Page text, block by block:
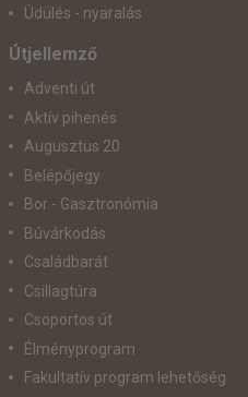
Üdülés - nyaralás
Útjellemző
Adventi út
Aktív pihenés
Augusztus 20
Belépőjegy
Bor - Gasztronómia
Búvárkodás
Családbarát
Csillagtúra
Csoportos út
Élményprogram
Fakultatív program lehetőség